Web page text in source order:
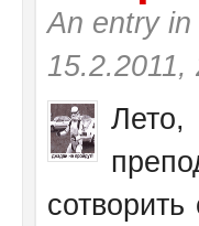
An entry in
15.2.2011,